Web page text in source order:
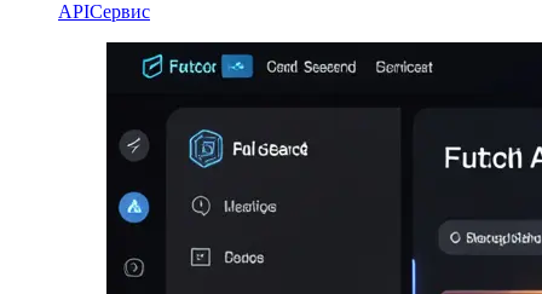
APIСервис